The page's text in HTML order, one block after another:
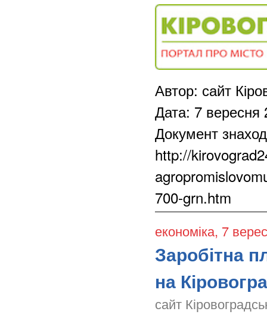
Автор: сайт
Дата: 7 вересня
Документ
http://
700-grn.htm
економіка, 7
Заробітна
на
сайт